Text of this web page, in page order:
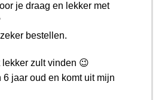
je draag en lekker met
bestellen.
lekker zult vinden 😉
6 jaar oud en komt uit mijn